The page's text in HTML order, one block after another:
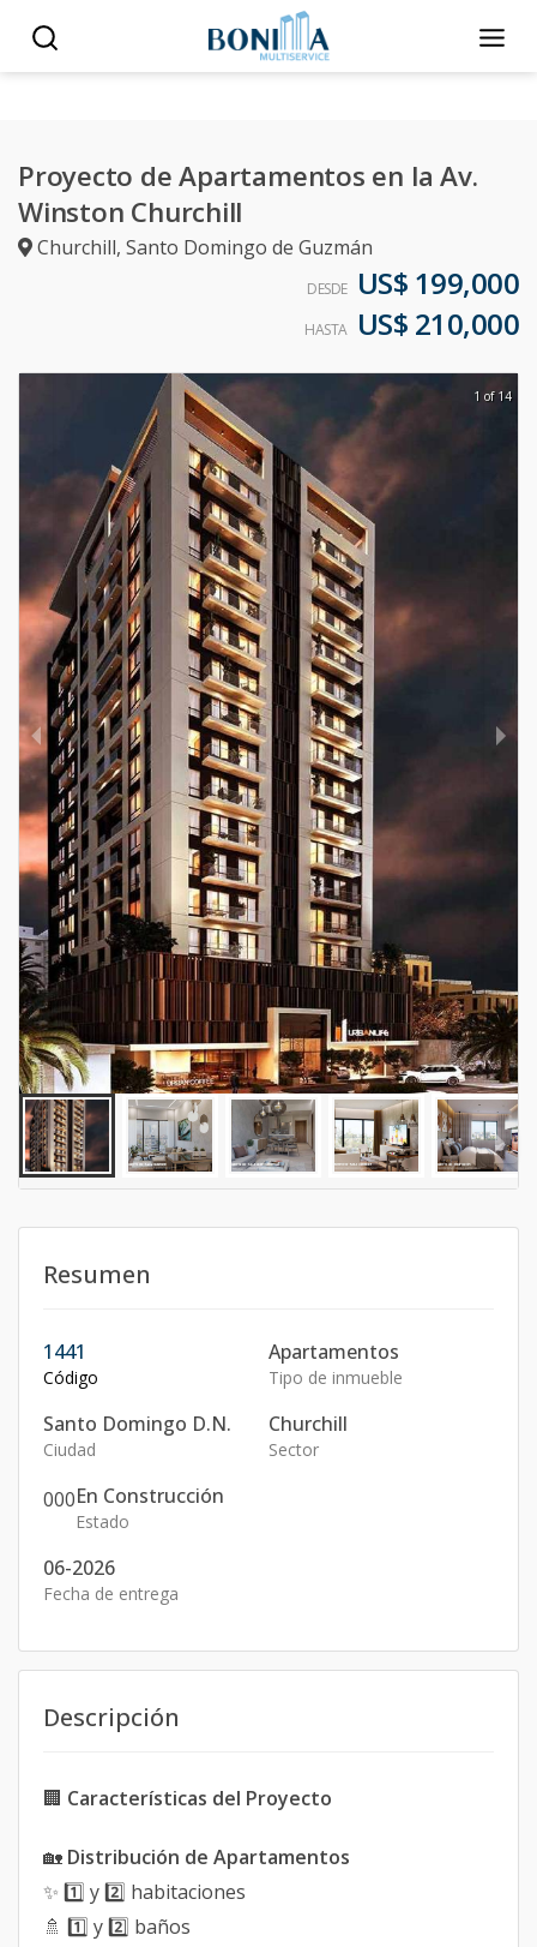
Proyecto de Apartamentos en la Av.
Winston Churchill
Churchill, Santo Domingo de Guzmán
DESDE US$ 199,000
HASTA US$ 210,000
1 of 14
Resumen
1441
Código
Apartamentos
Tipo de inmueble
Santo Domingo D.N.
Ciudad
Churchill
Sector
000En Construcción
Estado
06-2026
Fecha de entrega
Descripción
🏢 Características del Proyecto
🏡 Distribución de Apartamentos
✨ 1️⃣ y 2️⃣ habitaciones
🚿 1️⃣ y 2️⃣ baños